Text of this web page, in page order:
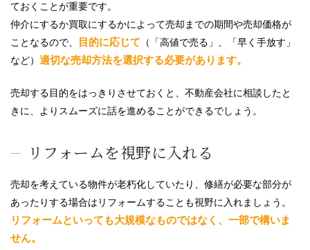
ておくことが重要です。
仲介にするか買取にするかによって売却までの期間や売却価格が
ことなるので、
目的に応じて （「高値で売る」、「早く手放す」
など） 適切な売却方法を選択する必要があります。
売却する目的をはっきりさせておくと、不動産会社に相談したと
きに、よりスムーズに話を進めることができるでしょう。
リフォームを視野に入れる
売却を考えている物件が老朽化していたり、修繕が必要な部分が
あったりする場合はリフォームすることも視野に入れましょう。
リフォームといっても大規模なものではなく、一部で構いま
せん。